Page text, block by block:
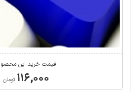
قیمت خرید این
۱۱۶,۰۰۰ تومان